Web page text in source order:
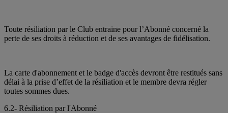
Toute résiliation par le Club entraine pour l’Abonné concerné la
perte de ses droits à réduction et de ses avantages de fidélisation.
La carte d'abonnement et le badge d'accès devront être restitués sans
délai à la prise d’effet de la résiliation et le membre devra régler
toutes sommes dues.
6.2- Résiliation par l'Abonné